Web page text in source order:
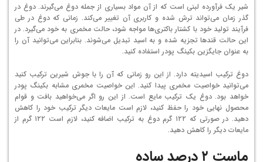
شیر یک فرآورده لبنی است که از آن مواد بسیاری از جمله دوغ می‌گیرند. دوغ در
گذر زمان می‌تواند ترش شده و کاربری آن تغییر می‌کند. زمانی که دوغ در طی
فرآیند تولید خود با کشتار باکتری‌ها مواجه شود، حالت مخمری به خود می‌گیرد. در
این حالت قندها تجزیه شده و به اسید تبدیل می‌شوند. بنابراین می‌توانید آن را
به عنوان جایگزین بکینگ پودر استفاده کنید.
دوغ ترکیب اسیدیته دارد. از این رو زمانی که آن را با جوش شیرین ترکیب کنید
می‌توانید خواصیت مخمری پیدا کنید. این خواصیت مخمری مشابه بکینگ پودر
خواهد بود. دوغ یک ترکیب مایع است. از این رو اگر می‌خواهید بافت و قوام
محصول نهایی خود را حفظ کنید، لازم است مایعات دیگر ترکیب خود را کاهش
دهید. در صورتی که ۱۲۲ گرم دوغ به ترکیب اضافه کنید، لازم است ۱۲۲ گرم از
مایعات دیگر را کاهش دهید.
ماست ۲ درصد ساده